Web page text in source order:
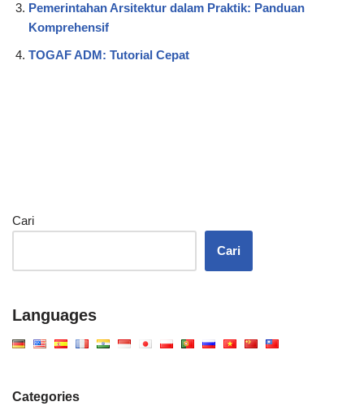
Pemerintahan Arsitektur dalam Praktik: Panduan
Komprehensif
TOGAF ADM: Tutorial Cepat
Cari
Cari
Languages
Categories